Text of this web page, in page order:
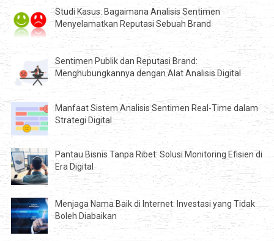
Studi Kasus: Bagaimana Analisis Sentimen
Menyelamatkan Reputasi Sebuah Brand
Sentimen Publik dan Reputasi Brand:
Menghubungkannya dengan Alat Analisis Digital
Manfaat Sistem Analisis Sentimen Real-Time dalam
Strategi Digital
Pantau Bisnis Tanpa Ribet: Solusi Monitoring Efisien di
Era Digital
Menjaga Nama Baik di Internet: Investasi yang Tidak
Boleh Diabaikan